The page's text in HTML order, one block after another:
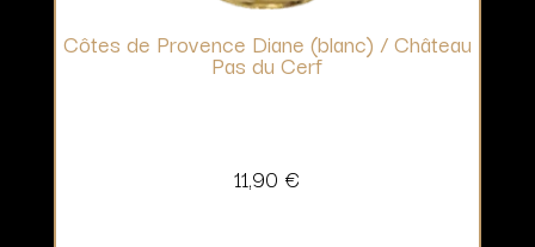
Côtes de Provence Diane (blanc) / Château
Pas du Cerf
11,90 €